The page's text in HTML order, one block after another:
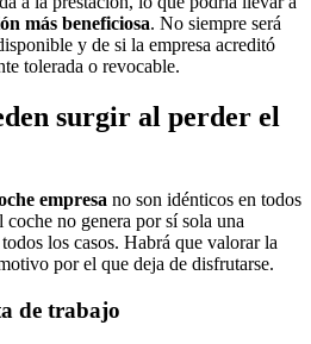
más beneficiosa. No siempre será
y de si la empresa acreditó
tolerada o revocable.
surgir al perder el
empresa no son idénticos en todos
no genera por sí sola una
los casos. Habrá que valorar la
por el que deja de disfrutarse.
de trabajo